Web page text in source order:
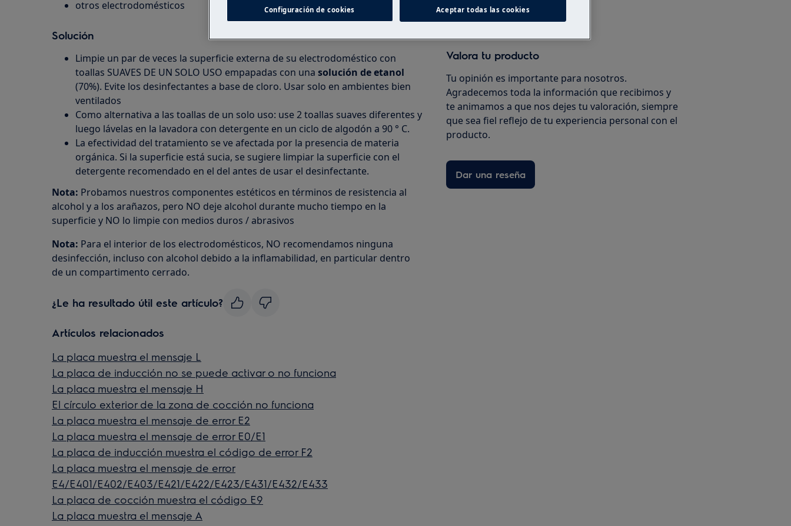
otros electrodomésticos
Solución
Limpie un par de veces la superficie externa de su electrodoméstico con
toallas SUAVES DE UN SOLO USO empapadas con una solución de etanol
(70%). Evite los desinfectantes a base de cloro. Usar solo en ambientes bien
ventilados
Como alternativa a las toallas de un solo uso: use 2 toallas suaves diferentes y
luego lávelas en la lavadora con detergente en un ciclo de algodón a 90 ° C.
La efectividad del tratamiento se ve afectada por la presencia de materia
orgánica. Si la superficie está sucia, se sugiere limpiar la superficie con el
detergente recomendado en el del antes de usar el desinfectante.
Nota: Probamos nuestros componentes estéticos en términos de resistencia al
alcohol y a los arañazos, pero NO deje alcohol durante mucho tiempo en la
superficie y NO lo limpie con medios duros / abrasivos
Nota: Para el interior de los electrodomésticos, NO recomendamos ninguna
desinfección, incluso con alcohol debido a la inflamabilidad, en particular dentro
de un compartimento cerrado.
¿Le ha resultado útil este artículo?
Artículos relacionados
La placa muestra el mensaje L
La placa de inducción no se puede activar o no funciona
La placa muestra el mensaje H
El círculo exterior de la zona de cocción no funciona
La placa muestra el mensaje de error E2
La placa muestra el mensaje de error E0/E1
La placa de inducción muestra el código de error F2
La placa muestra el mensaje de error
E4/E401/E402/E403/E421/E422/E423/E431/E432/E433
La placa de cocción muestra el código E9
La placa muestra el mensaje A
Valora tu producto
Tu opinión es importante para nosotros.
Agradecemos toda la información que recibimos y
te animamos a que nos dejes tu valoración, siempre
que sea fiel reflejo de tu experiencia personal con el
producto.
Dar una reseña
Configuración de cookies Aceptar todas las cookies